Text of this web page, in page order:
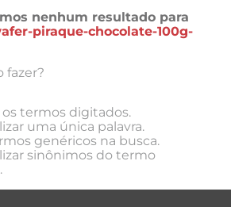
nenhum resultado para
piraque-chocolate-100g-
fazer?
termos digitados.
uma única palavra.
genéricos na busca.
sinônimos do termo